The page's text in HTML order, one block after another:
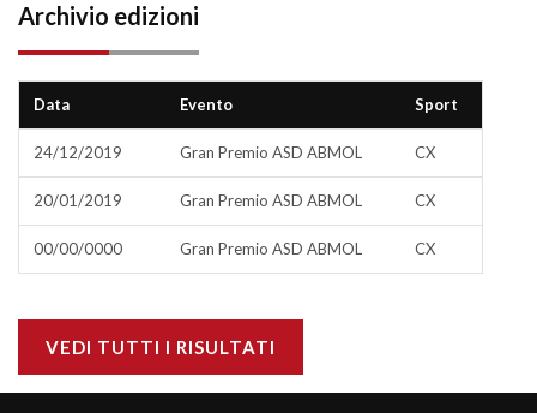
Archivio edizioni
Data Evento Sport
24/12/2019 Gran Premio ASD ABMOL CX
20/01/2019 Gran Premio ASD ABMOL CX
00/00/0000 Gran Premio ASD ABMOL CX
VEDI TUTTI I RISULTATI